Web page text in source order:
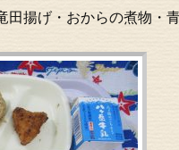
田揚げ・おからの煮物・